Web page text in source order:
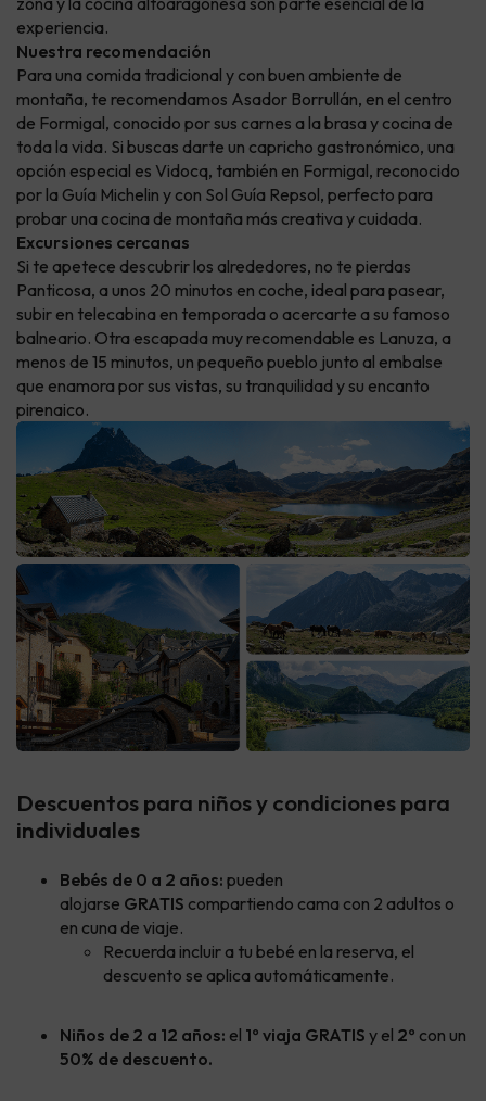
experiencia.
Nuestra recomendación
Para una comida tradicional y con buen ambiente de
montaña, te recomendamos Asador Borrullán, en el centro
de Formigal, conocido por sus carnes a la brasa y cocina de
toda la vida. Si buscas darte un capricho gastronómico, una
opción especial es Vidocq, también en Formigal, reconocido
por la Guía Michelin y con Sol Guía Repsol, perfecto para
probar una cocina de montaña más creativa y cuidada.
Excursiones cercanas
Si te apetece descubrir los alrededores, no te pierdas
Panticosa, a unos 20 minutos en coche, ideal para pasear,
subir en telecabina en temporada o acercarte a su famoso
balneario. Otra escapada muy recomendable es Lanuza, a
menos de 15 minutos, un pequeño pueblo junto al embalse
que enamora por sus vistas, su tranquilidad y su encanto
pirenaico.
Descuentos para niños y condiciones para
individuales
Bebés de 0 a 2 años: pueden
alojarse GRATIS compartiendo cama con 2 adultos o
en cuna de viaje.
Recuerda incluir a tu bebé en la reserva, el
descuento se aplica automáticamente.
Niños de 2 a 12 años: el 1º viaja GRATIS y el 2º con un
50% de descuento.